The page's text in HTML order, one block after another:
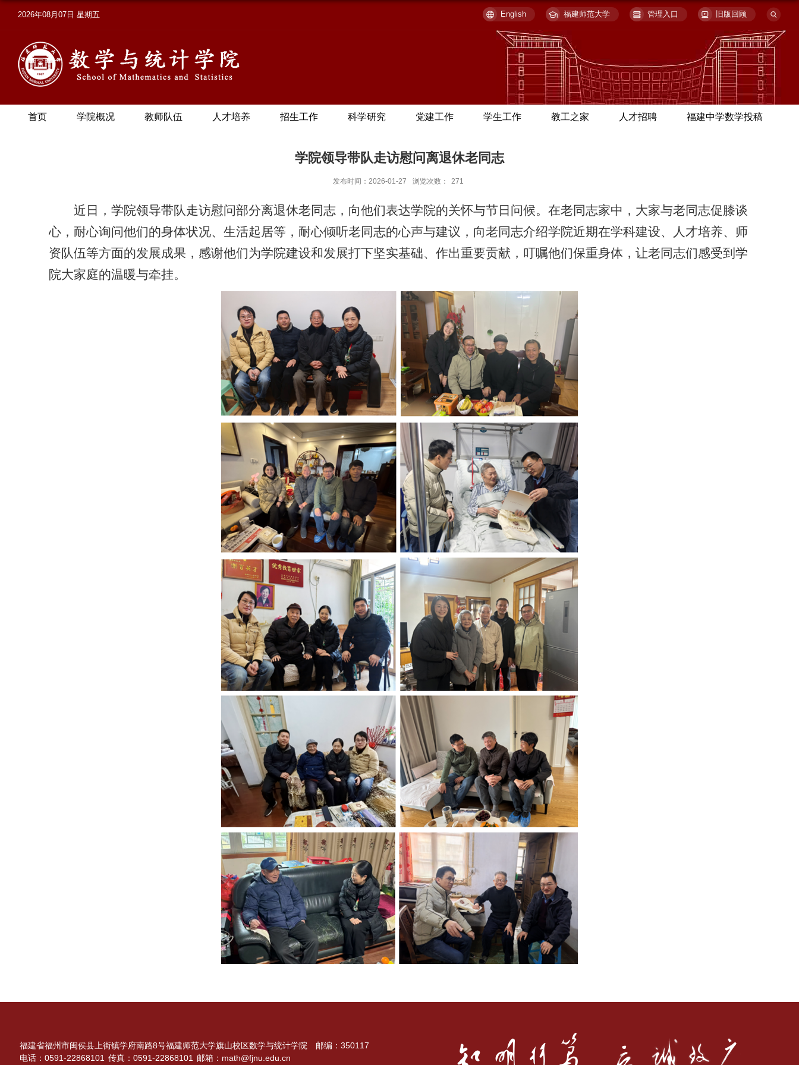
2026年08月07日 星期五 English 福建师范大学 管理入口 旧版回顾
首页 学院概况 教师队伍 人才培养 招生工作 科学研究 党建工作 学生工作 教工之家 人才招聘 福建中学数学投稿
学院领导带队走访慰问离退休老同志
发布时间：2026-01-27 浏览次数： 271
近日，学院领导带队走访慰问部分离退休老同志，向他们表达学院的关怀与节日问候。在老同志家中，大家与老同志促膝谈
心，耐心询问他们的身体状况、生活起居等，耐心倾听老同志的心声与建议，向老同志介绍学院近期在学科建设、人才培养、师
资队伍等方面的发展成果，感谢他们为学院建设和发展打下坚实基础、作出重要贡献，叮嘱他们保重身体，让老同志们感受到学
院大家庭的温暖与牵挂。
福建省福州市闽侯县上街镇学府南路8号福建师范大学旗山校区数学与统计学院 邮编：350117
电话：0591-22868101 传真：0591-22868101 邮箱：math@fjnu.edu.cn